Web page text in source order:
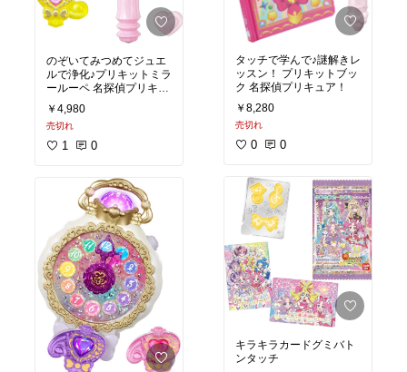
のぞいてみつめてジュエ
ルで浄化♪プリキットミラ
ールーペ 名探偵プリキュ
ア！
￥4,980
売切れ
1 0
タッチで学んで♪謎解きレ
ッスン！ プリキットブッ
ク 名探偵プリキュア！
￥8,280
売切れ
0 0
キラキラカードグミバト
ンタッチ